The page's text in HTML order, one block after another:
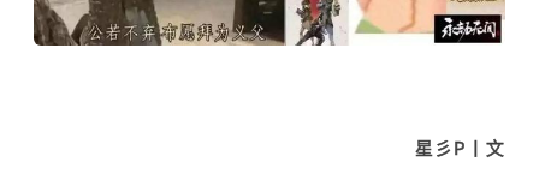
星彡P丨文